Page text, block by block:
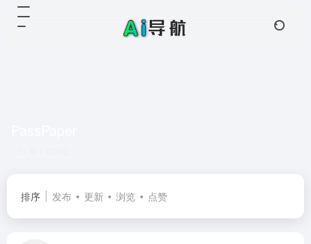
排序 发布 更新 浏览 点赞